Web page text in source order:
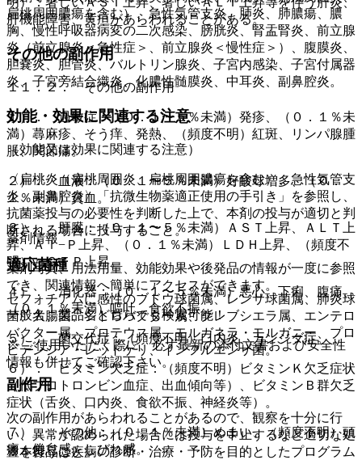
肝機能障害、黄疸があらわれることがある。
その他の副作用
１１．２． その他の副作用
１）． 過敏症：（０．１〜５％未満）発疹、（０．１％未
満）蕁麻疹、そう痒、発熱、（頻度不明）紅斑、リンパ腺腫
脹、関節痛。
２）． 血液：（０．１〜５％未満）好酸球増多、（０．
１％未満）貧血。
３）． 肝臓：（０．１〜５％未満）ＡＳＴ上昇、ＡＬＴ上
昇、Ａｌ−Ｐ上昇、（０．１％未満）ＬＤＨ上昇、（頻度不
明）γ−ＧＴＰ上昇。
４）． 消化器：（０．１〜５％未満）悪心、下痢、腹痛、
（０．１％未満）嘔吐、食欲不振。
５）． 菌交代症：（頻度不明）口内炎、カンジダ症。
６）． ビタミン欠乏症：（頻度不明）ビタミンＫ欠乏症状
（低プロトロンビン血症、出血傾向等）、ビタミンＢ群欠乏
症状（舌炎、口内炎、食欲不振、神経炎等）。
７）． その他：（０．１％未満）めまい、（頻度不明）頭
痛、倦怠感、しびれ感。
扁桃周囲膿瘍を含む）、急性気管支炎、肺炎、肺膿瘍、膿
胸、慢性呼吸器病変の二次感染、膀胱炎、腎盂腎炎、前立腺
炎（前立腺炎＜急性症＞、前立腺炎＜慢性症＞）、腹膜炎、
胆嚢炎、胆管炎、バルトリン腺炎、子宮内感染、子宮付属器
炎、子宮旁結合織炎、化膿性髄膜炎、中耳炎、副鼻腔炎。
効能・効果に関連する注意
（効能又は効果に関連する注意）
〈扁桃炎（扁桃周囲炎、扁桃周囲膿瘍を含む）、急性気管支
炎、副鼻腔炎〉「抗微生物薬適正使用の手引き」を参照し、
抗菌薬投与の必要性を判断した上で、本剤の投与が適切と判
断される場合に投与すること。
適応菌種
セフォチアムに感性のブドウ球菌属、レンサ球菌属、肺炎球
菌、大腸菌、シトロバクター属、クレブシエラ属、エンテロ
バクター属、プロテウス属、モルガネラ・モルガニー、プロ
ビデンシア・レットゲリ、インフルエンザ菌。
副作用
次の副作用があらわれることがあるので、観察を十分に行
い、異常が認められた場合には投与を中止するなど適切な処
置を行うこと。
薬剤情報
薬剤写真、用法用量、効能効果や後発品の情報が一度に参照
でき、関連情報へ簡単にアクセスができます。
一般名、製品名どちらでも検索可能！
※ ご使用いただく際に、必ず最新の添付文書および安全性
情報も併せてご確認下さい。
※本製品は疾病の診断・治療・予防を目的としたプログラム